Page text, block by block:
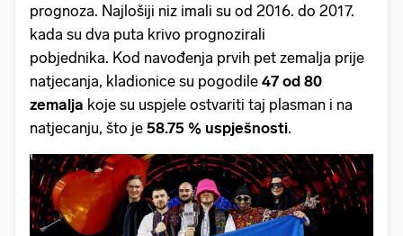
prognoza. Najlošiji niz imali su od 2016. do 2017.
kada su dva puta krivo prognozirali
pobjednika. Kod navođenja prvih pet zemalja prije
natjecanja, kladionice su pogodile 47 od 80
zemalja koje su uspjele ostvariti taj plasman i na
natjecanju, što je 58.75 % uspješnosti.